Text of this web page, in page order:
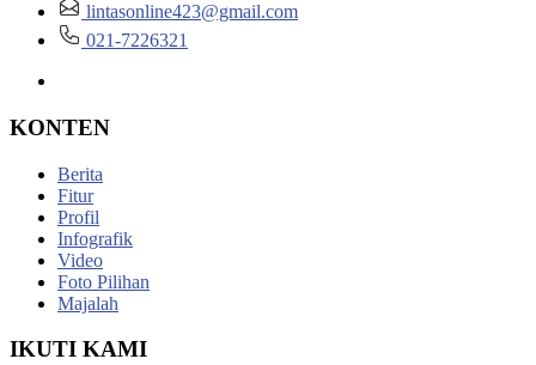
lintasonline423@gmail.com
021-7226321
KONTEN
Berita
Fitur
Profil
Infografik
Video
Foto Pilihan
Majalah
IKUTI KAMI